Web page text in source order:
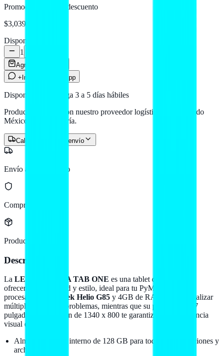
Promoción
de descuento
$3,039
Disponible
1
Agregar al carrito
+Info por WhatsApp
Disponible — entrega 3 a 5 días hábiles
Producto en stock con nuestro proveedor logístico. Llega a todo
México por paquetería.
Calcular costo de envío
Envío a todo México
Compra protegida
Producto original
Descripción
La LENOVO IDEA TAB ONE es una tablet diseñada para
ofrecerte portabilidad y estilo, ideal para tu PyME. Con su
procesador
MediaTek Helio G85 y 4GB de RAM, podrás realizar
múltiples tareas sin problemas, mientras que su pantalla de 8.7
pulgadas y resolución de 1340 x 800 te garantiza una experiencia
visual excepcional.
Almacenamiento interno de 128 GB para todas tus aplicaciones y
archivos.